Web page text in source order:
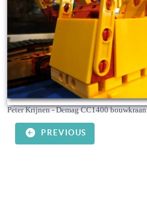
Peter Krijnen - Demag CC1400 bouwkraan
PREVIOUS